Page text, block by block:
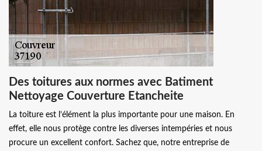
Des toitures aux normes avec Batiment
Nettoyage Couverture Etancheite
La toiture est l’élément la plus importante pour une maison. En
effet, elle nous protège contre les diverses intempéries et nous
procure un excellent confort. Sachez que, notre entreprise de